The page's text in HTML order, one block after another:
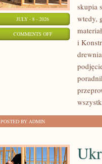
JULY - 8 - 2026
COMMENTS OFFON
FINANSOWANIE
skupia
wtedy,
i
POSTED BY ADMIN